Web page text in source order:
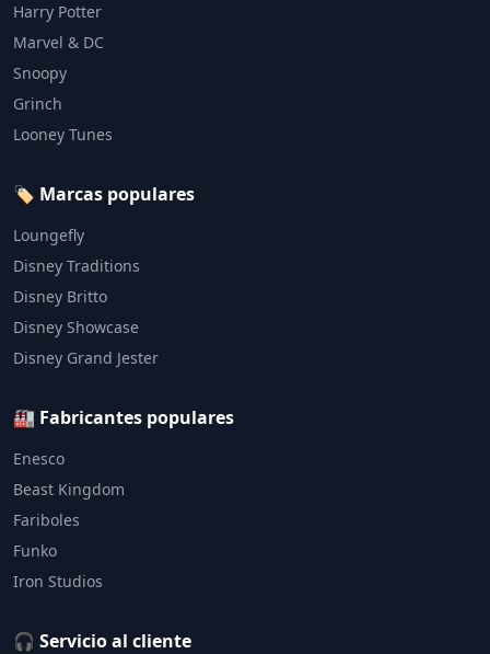
Harry Potter
Marvel & DC
Snoopy
Grinch
Looney Tunes
🏷️ Marcas populares
Loungefly
Disney Traditions
Disney Britto
Disney Showcase
Disney Grand Jester
🏭 Fabricantes populares
Enesco
Beast Kingdom
Fariboles
Funko
Iron Studios
🎧 Servicio al cliente